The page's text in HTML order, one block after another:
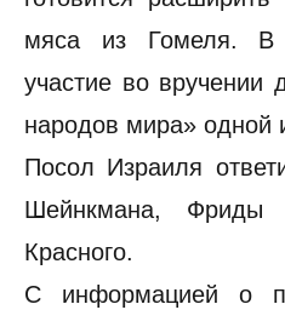
мяса из Гомеля. В
участие во вручении
народов мира» одной
Посол Израиля
Шейнкмана,
Красного.
С информацией о